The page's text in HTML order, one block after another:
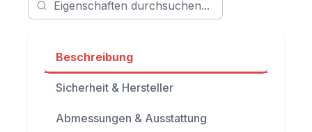
Beschreibung
Sicherheit & Hersteller
Abmessungen & Ausstattung